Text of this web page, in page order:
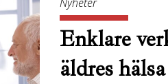
Enklare
äldres hälsa